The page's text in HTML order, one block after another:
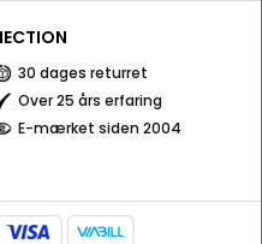
30 dages returret
Over 25 års erfaring
E-mærket siden 2004